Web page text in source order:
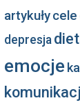
artykuły cele
depresja
emocje